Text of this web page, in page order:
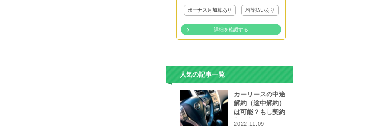
ボーナス月加算あり 均等払いあり
詳細を確認する
人気の記事一覧
カーリースの中途
解約（途中解約）
は可能？もし契約
期間中に解約をし
2022.11.09